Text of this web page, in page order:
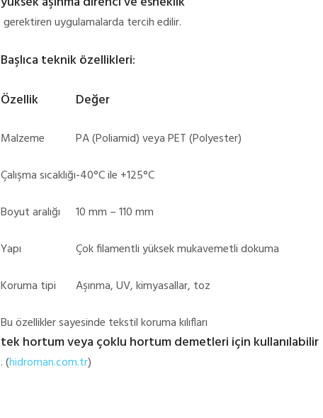
gerektiren uygulamalarda tercih edilir.
Başlıca teknik özellikleri:
Özellik
Değer
Malzeme
PA (Poliamid) veya PET (Polyester)
Çalışma sıcaklığı-40°C ile +125°C
Boyut aralığı
10 mm – 110 mm
Yapı
Çok filamentli yüksek mukavemetli dokuma
Koruma tipi
Aşınma, UV, kimyasallar, toz
Bu özellikler sayesinde tekstil koruma kılıfları
tek hortum veya çoklu hortum demetleri için kullanılabilir
. (hidroman.com.tr)